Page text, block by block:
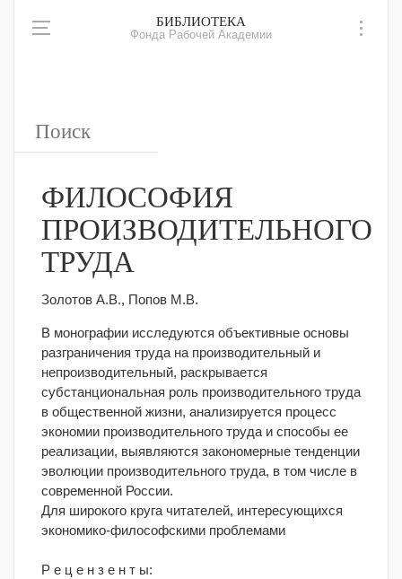
БИБЛИОТЕКА
Фонда Рабочей Академии
ФИЛОСОФИЯ
ПРОИЗВОДИТЕЛЬНОГО
ТРУДА
Золотов А.В., Попов М.В.
В монографии исследуются объективные основы
разграничения труда на производительный и
непроизводительный, раскрывается
субстанциональная роль производительного труда
в общественной жизни, анализируется процесс
экономии производительного труда и способы ее
реализации, выявляются закономерные тенденции
эволюции производительного труда, в том числе в
современной России.
Для широкого круга читателей, интересующихся
экономико-философскими проблемами
Р е ц е н з е н т ы: